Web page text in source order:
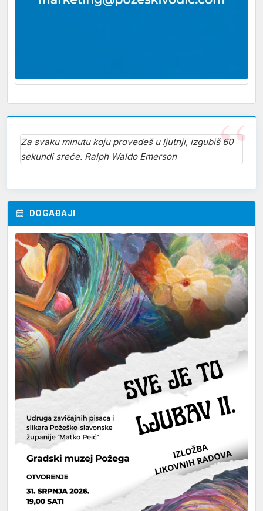
Za svaku minutu koju provedeš u ljutnji, izgubiš 60
sekundi sreće. Ralph Waldo Emerson
DOGAĐAJI